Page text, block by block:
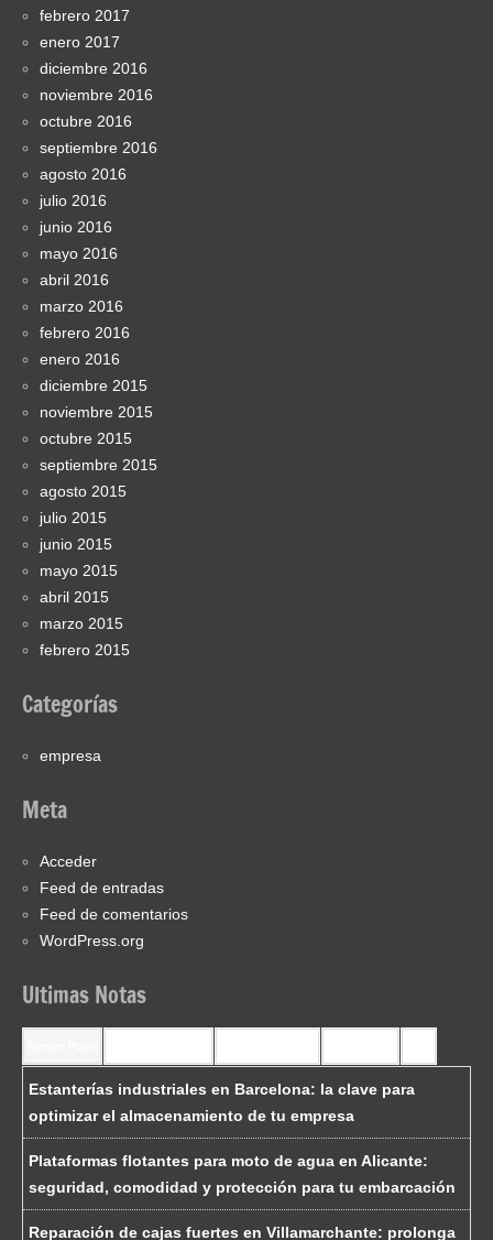
febrero 2017
enero 2017
diciembre 2016
noviembre 2016
octubre 2016
septiembre 2016
agosto 2016
julio 2016
junio 2016
mayo 2016
abril 2016
marzo 2016
febrero 2016
enero 2016
diciembre 2015
noviembre 2015
octubre 2015
septiembre 2015
agosto 2015
julio 2015
junio 2015
mayo 2015
abril 2015
marzo 2015
febrero 2015
Categorías
empresa
Meta
Acceder
Feed de entradas
Feed de comentarios
WordPress.org
Ultimas Notas
Estanterías industriales en Barcelona: la clave para
optimizar el almacenamiento de tu empresa
Plataformas flotantes para moto de agua en Alicante:
seguridad, comodidad y protección para tu embarcación
Reparación de cajas fuertes en Villamarchante: prolonga